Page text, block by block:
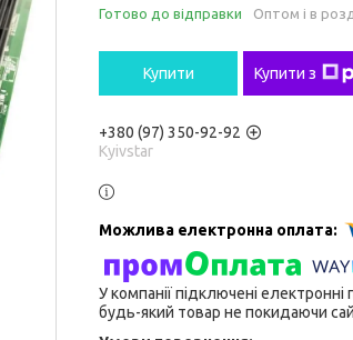
Готово до відправки Оптом і в
Купити Купити з
+380 (97) 350-92-92
Kyivstar
У компанії підключені
будь-який товар не покидаючи